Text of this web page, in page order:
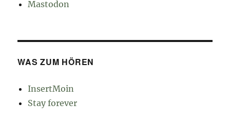
Mastodon
WAS ZUM HÖREN
InsertMoin
Stay forever